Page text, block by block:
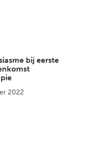
bij eerste
2022